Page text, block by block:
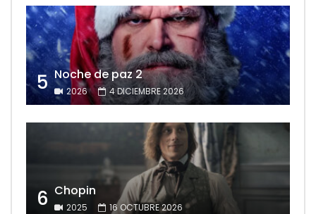
5 Noche de paz 2
2026 4 DICIEMBRE 2026
6 Chopin
2025 16 OCTUBRE 2026